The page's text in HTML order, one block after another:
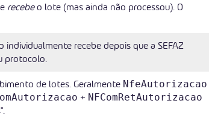
recebeo lote (mas ainda não processou). O
recebe depois que a SEFAZ
protocolo.
de lotes. Geralmente NfeAutorizacao
+ NFComRetAutorizacao